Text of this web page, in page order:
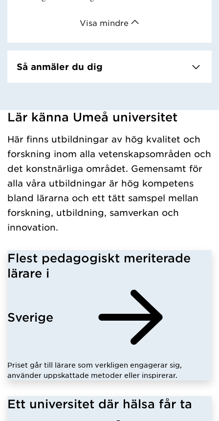
Visa mindre
Så anmäler du dig
Har hämtat kursochkurspaket.
Lär känna Umeå universitet
Här finns utbildningar av hög kvalitet och
forskning inom alla vetenskapsområden och
det konstnärliga området. Gemensamt för
alla våra utbildningar är hög kompetens
bland lärarna och ett tätt samspel mellan
forskning, utbildning, samverkan och
innovation.
Flest pedagogiskt meriterade
lärare i
Sverige
Priset går till lärare som verkligen engagerar sig,
använder uppskattade metoder eller inspirerar.
Ett universitet där hälsa får ta